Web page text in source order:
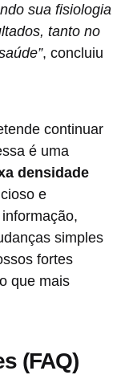
sua fisiologia
tanto no
, concluiu
continuar
é uma
densidade
e
simples
fortes
que mais
(FAQ)